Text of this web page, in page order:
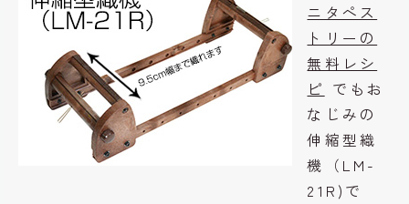
ニタペス
トリーの
無料レシ
ピ でもお
なじみの
伸縮型織
機（LM-
21R)で